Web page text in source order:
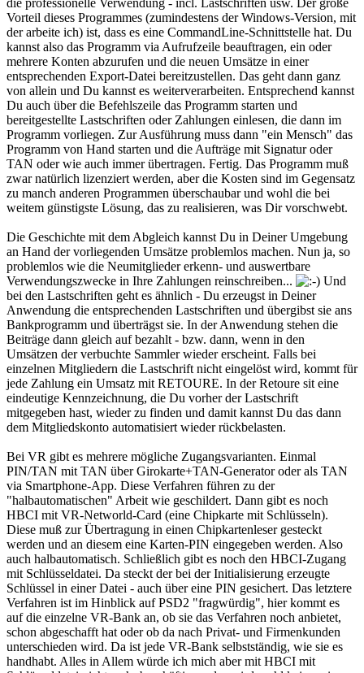
Vorteil dieses Programmes (zumindestens der Windows-Version, mit
der arbeite ich) ist, dass es eine CommandLine-Schnittstelle hat. Du
kannst also das Programm via Aufrufzeile beauftragen, ein oder
mehrere Konten abzurufen und die neuen Umsätze in einer
entsprechenden Export-Datei bereitzustellen. Das geht dann ganz
von allein und Du kannst es weiterverarbeiten. Entsprechend kannst
Du auch über die Befehlszeile das Programm starten und
bereitgestellte Lastschriften oder Zahlungen einlesen, die dann im
Programm vorliegen. Zur Ausführung muss dann "ein Mensch" das
Programm von Hand starten und die Aufträge mit Signatur oder
TAN oder wie auch immer übertragen. Fertig. Das Programm muß
zwar natürlich lizenziert werden, aber die Kosten sind im Gegensatz
zu manch anderen Programmen überschaubar und wohl die bei
weitem günstigste Lösung, das zu realisieren, was Dir vorschwebt.
Die Geschichte mit dem Abgleich kannst Du in Deiner Umgebung
an Hand der vorliegenden Umsätze problemlos machen. Nun ja, so
problemlos wie die Neumitglieder erkenn- und auswertbare
Verwendungszwecke in Ihre Zahlungen reinschreiben...
Und
bei den Lastschriften geht es ähnlich - Du erzeugst in Deiner
Anwendung die entsprechenden Lastschriften und übergibst sie ans
Bankprogramm und überträgst sie. In der Anwendung stehen die
Beiträge dann gleich auf bezahlt - bzw. dann, wenn in den
Umsätzen der verbuchte Sammler wieder erscheint. Falls bei
einzelnen Mitgliedern die Lastschrift nicht eingelöst wird, kommt für
jede Zahlung ein Umsatz mit RETOURE. In der Retoure sit eine
eindeutige Kennzeichnung, die Du vorher der Lastschrift
mitgegeben hast, wieder zu finden und damit kannst Du das dann
dem Mitgliedskonto automatisiert wieder rückbelasten.
Bei VR gibt es mehrere mögliche Zugangsvarianten. Einmal
PIN/TAN mit TAN über Girokarte+TAN-Generator oder als TAN
via Smartphone-App. Diese Verfahren führen zu der
"halbautomatischen" Arbeit wie geschildert. Dann gibt es noch
HBCI mit VR-Networld-Card (eine Chipkarte mit Schlüsseln).
Diese muß zur Übertragung in einen Chipkartenleser gesteckt
werden und an diesem eine Karten-PIN eingegeben werden. Also
auch halbautomatisch. Schließlich gibt es noch den HBCI-Zugang
mit Schlüsseldatei. Da steckt der bei der Initialisierung erzeugte
Schlüssel in einer Datei - auch über eine PIN gesichert. Das letztere
Verfahren ist im Hinblick auf PSD2 "fragwürdig", hier kommt es
auf die einzelne VR-Bank an, ob sie das Verfahren noch anbietet,
schon abgeschafft hat oder ob da nach Privat- und Firmenkunden
unterschieden wird. Da ist jede VR-Bank selbstständig, wie sie es
handhabt. Alles in Allem würde ich mich aber mit HBCI mit